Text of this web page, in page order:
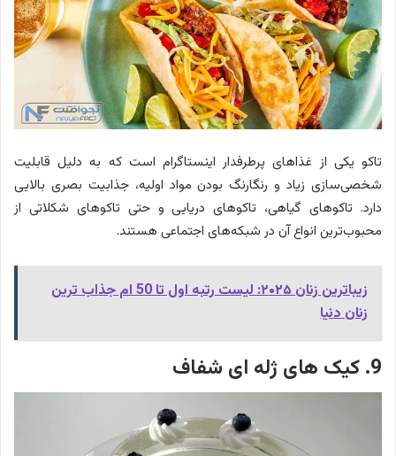
تاکو یکی از غذاهای پرطرفدار اینستاگرام است که به دلیل قابلیت
شخصی‌سازی زیاد و رنگارنگ بودن مواد اولیه، جذابیت بصری بالایی
دارد. تاکوهای گیاهی، تاکوهای دریایی و حتی تاکوهای شکلاتی از
محبوب‌ترین انواع آن در شبکه‌های اجتماعی هستند.
زیباترین زنان ۲۰۲۵: لیست رتبه اول تا 50 ام جذاب ترین
زنان دنیا
9. کیک های ژله ای شفاف